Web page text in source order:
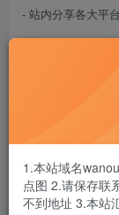
- 站内分享各大平
- 百度网盘提示提
- 遇见解压密码不
- 资源失效/充值未
1.本站域名
点图 2.请保存联
不到地址 3.本站